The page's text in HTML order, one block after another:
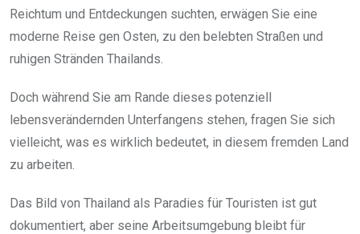
Reichtum und Entdeckungen suchten, erwägen Sie eine
moderne Reise gen Osten, zu den belebten Straßen und
ruhigen Stränden Thailands.
Doch während Sie am Rande dieses potenziell
lebensverändernden Unterfangens stehen, fragen Sie sich
vielleicht, was es wirklich bedeutet, in diesem fremden Land
zu arbeiten.
Das Bild von Thailand als Paradies für Touristen ist gut
dokumentiert, aber seine Arbeitsumgebung bleibt für